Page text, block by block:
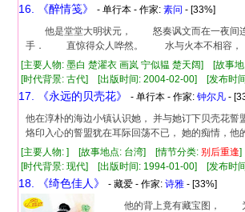
16. 《醉情笺》 - 单行本 - 作家: 素问 - [33%]
他是堂堂大明状元， 怒奏讽文而在一夜间
手． 直惊得众人哗然。 水与火本不相容，
[主要人物: 墨白 楚濯衣 画岚 宁似韫 楚天阔] [故事
[时代背景: 古代] [出版时间: 2004-02-00] [发布
17. 《永远的贝壳花》 - 单行本 - 作家: 钟尔凡 -
他在淳朴的海边小镇认识她， 并与她订下贝壳花
烙印入心的誓盟犹在耳际回荡不已， 她的痴情，他
[主要人物: ] [故事地点: 台湾] [情节分类: 别 后重逢]
[时代背景: 现代] [出版时间: 1994-01-00] [发布时
18. 《绮色佳人》 - 藏爱 - 作家: 诗雅 - [33%]
他的背上竟有藏宝图， 为